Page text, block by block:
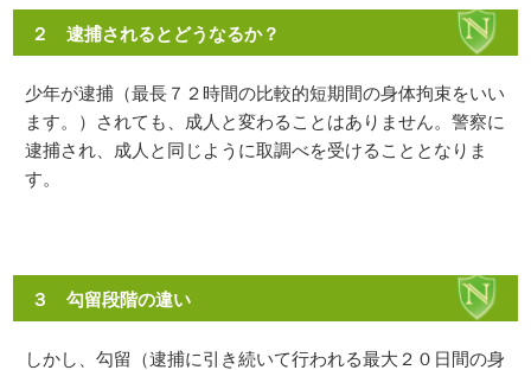
２ 逮捕されるとどうなるか？
少年が逮捕（最長７２時間の比較的短期間の身体拘束をいい
ます。）されても、成人と変わることはありません。警察に
逮捕され、成人と同じように取調べを受けることとなりま
す。
３ 勾留段階の違い
しかし、勾留（逮捕に引き続いて行われる最大２０日間の身